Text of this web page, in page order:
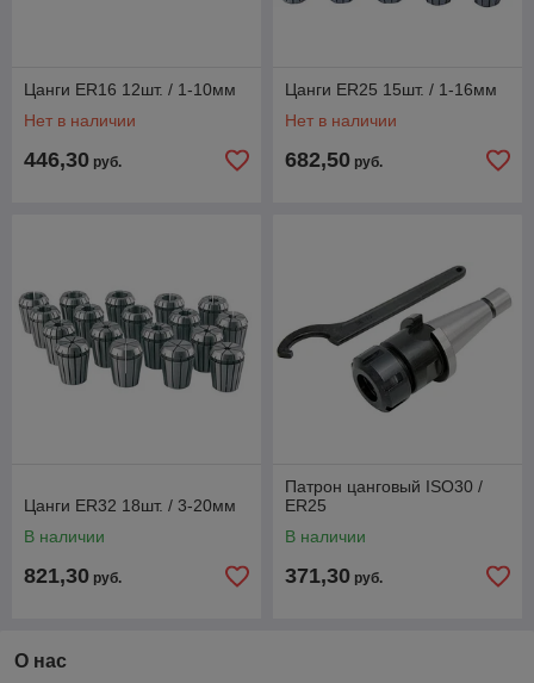
Цанги ER16 12шт. / 1-10мм
Нет в наличии
446,30 руб.
Цанги ER25 15шт. / 1-16мм
Нет в наличии
682,50 руб.
Цанги ER32 18шт. / 3-20мм
В наличии
821,30 руб.
Патрон цанговый ISO30 /
ER25
В наличии
371,30 руб.
О нас